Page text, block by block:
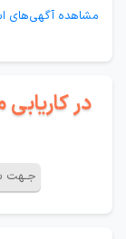
مشاهده آگهی‌های
در
جـهت